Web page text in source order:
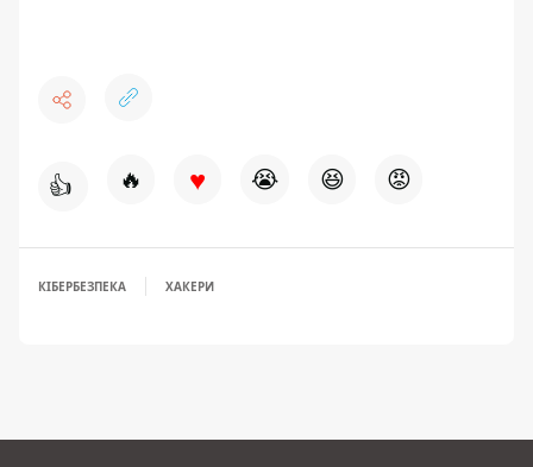
👍 🔥 ♥ 😭 😆 😡
КІБЕРБЕЗПЕКА ХАКЕРИ